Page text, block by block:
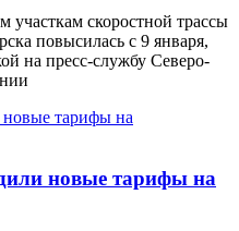
участкам скоростной трассы
повысилась с 9 января,
на пресс-службу Северо-
новые тарифы на